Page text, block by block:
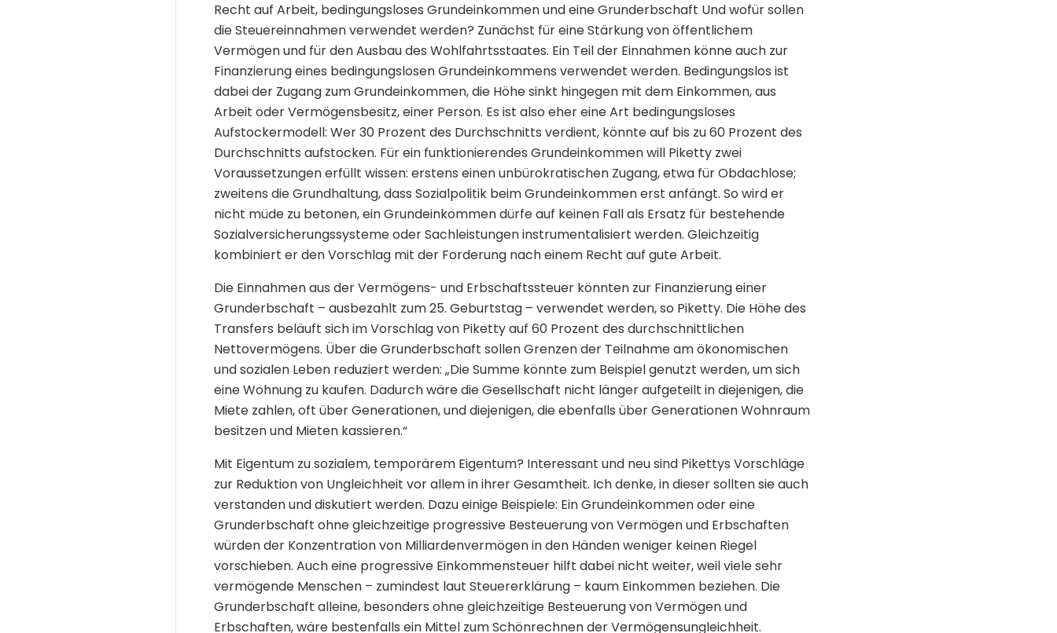
Recht auf Arbeit, bedingungsloses Grundeinkommen und eine Grunderbschaft Und wofür sollen
die Steuereinnahmen verwendet werden? Zunächst für eine Stärkung von öffentlichem
Vermögen und für den Ausbau des Wohlfahrtsstaates. Ein Teil der Einnahmen könne auch zur
Finanzierung eines bedingungslosen Grundeinkommens verwendet werden. Bedingungslos ist
dabei der Zugang zum Grundeinkommen, die Höhe sinkt hingegen mit dem Einkommen, aus
Arbeit oder Vermögensbesitz, einer Person. Es ist also eher eine Art bedingungsloses
Aufstockermodell: Wer 30 Prozent des Durchschnitts verdient, könnte auf bis zu 60 Prozent des
Durchschnitts aufstocken. Für ein funktionierendes Grundeinkommen will Piketty zwei
Voraussetzungen erfüllt wissen: erstens einen unbürokratischen Zugang, etwa für Obdachlose;
zweitens die Grundhaltung, dass Sozialpolitik beim Grundeinkommen erst anfängt. So wird er
nicht müde zu betonen, ein Grundeinkommen dürfe auf keinen Fall als Ersatz für bestehende
Sozialversicherungssysteme oder Sachleistungen instrumentalisiert werden. Gleichzeitig
kombiniert er den Vorschlag mit der Forderung nach einem Recht auf gute Arbeit.
Die Einnahmen aus der Vermögens- und Erbschaftssteuer könnten zur Finanzierung einer
Grunderbschaft – ausbezahlt zum 25. Geburtstag – verwendet werden, so Piketty. Die Höhe des
Transfers beläuft sich im Vorschlag von Piketty auf 60 Prozent des durchschnittlichen
Nettovermögens. Über die Grunderbschaft sollen Grenzen der Teilnahme am ökonomischen
und sozialen Leben reduziert werden: „Die Summe könnte zum Beispiel genutzt werden, um sich
eine Wohnung zu kaufen. Dadurch wäre die Gesellschaft nicht länger aufgeteilt in diejenigen, die
Miete zahlen, oft über Generationen, und diejenigen, die ebenfalls über Generationen Wohnraum
besitzen und Mieten kassieren.“
Mit Eigentum zu sozialem, temporärem Eigentum? Interessant und neu sind Pikettys Vorschläge
zur Reduktion von Ungleichheit vor allem in ihrer Gesamtheit. Ich denke, in dieser sollten sie auch
verstanden und diskutiert werden. Dazu einige Beispiele: Ein Grundeinkommen oder eine
Grunderbschaft ohne gleichzeitige progressive Besteuerung von Vermögen und Erbschaften
würden der Konzentration von Milliardenvermögen in den Händen weniger keinen Riegel
vorschieben. Auch eine progressive Einkommensteuer hilft dabei nicht weiter, weil viele sehr
vermögende Menschen – zumindest laut Steuererklärung – kaum Einkommen beziehen. Die
Grunderbschaft alleine, besonders ohne gleichzeitige Besteuerung von Vermögen und
Erbschaften, wäre bestenfalls ein Mittel zum Schönrechnen der Vermögensungleichheit.